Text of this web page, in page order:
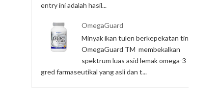
entry ini adalah hasil...
OmegaGuard
Minyak ikan tulen berkepekatan tinggi
OmegaGuard TM membekalkan
spektrum luas asid lemak omega-3
gred farmaseutikal yang asli dan t...